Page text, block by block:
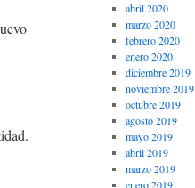
abril 2020
marzo 2020
febrero 2020
enero 2020
diciembre 2019
noviembre 2019
octubre 2019
agosto 2019
mayo 2019
abril 2019
marzo 2019
enero 2019